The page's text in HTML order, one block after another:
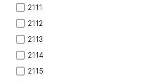
2111
2112
2113
2114
2115